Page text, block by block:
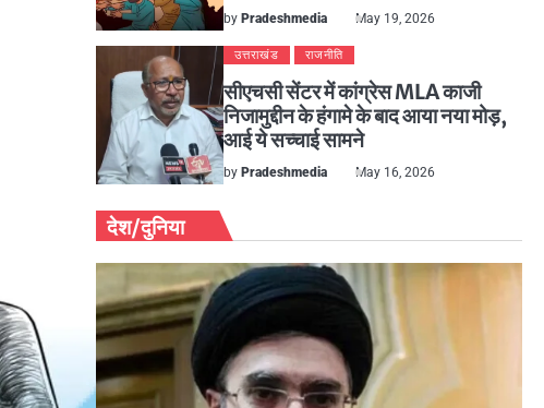
by Pradeshmedia May 19, 2026
उत्तराखंड राजनीति
सीएचसी सेंटर में कांग्रेस MLA काजी
निजामुद्दीन के हंगामे के बाद आया नया मोड़,
आई ये सच्चाई सामने
by Pradeshmedia May 16, 2026
देश/दुनिया